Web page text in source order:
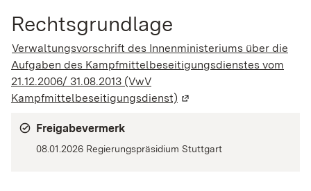
Rechtsgrundlage
Verwaltungsvorschrift des Innenministeriums über die
Aufgaben des Kampfmittelbeseitigungsdienstes vom
21.12.2006/ 31.08.2013 (VwV
Kampfmittelbeseitigungsdienst) (Wird in einem neuen
Freigabevermerk
08.01.2026 Regierungspräsidium Stuttgart